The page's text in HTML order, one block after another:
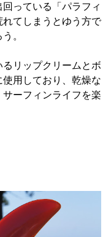
っている「パラフィ
てしまうとゆう方で
。
リップクリームとボ
用しており、乾燥な
ーフィンライフを楽